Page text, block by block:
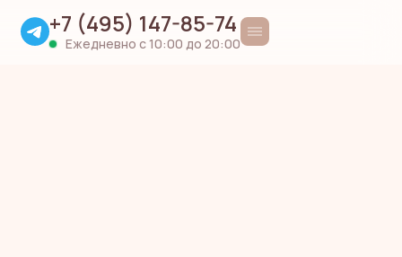
+7 (495) 147-85-74
Ежедневно с 10:00 до 20:00